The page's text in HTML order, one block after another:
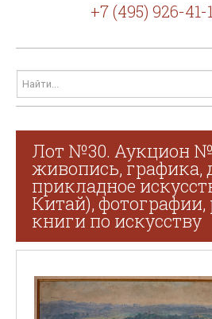
+7 (495) 926-41-
Лот №30. Аукцион
живопись, графика,
прикладное
Китай), фотографии,
книги по искусству